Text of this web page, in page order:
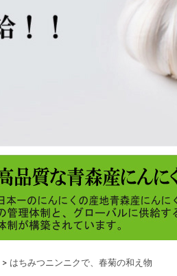
> はちみつニンニクで、春菊の和え物